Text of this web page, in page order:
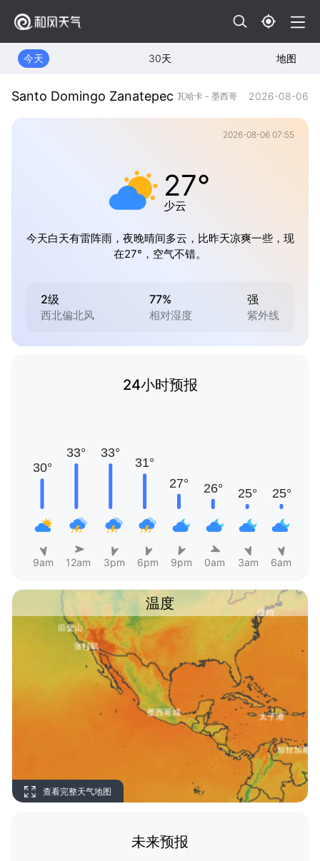
今天 30天 地图
Santo Domingo Zanatepec 瓦哈卡 - 墨西哥 2026-08-06
2026-08-06 07:55
27°
少云
今天白天有雷阵雨，夜晚晴间多云，比昨天凉爽一些，现
在27°，空气不错。
2级
西北偏北风
77%
相对湿度
强
紫外线
24小时预报
9am 12am 3pm 6pm 9pm 0am 3am 6am
温度
查看完整天气地图
未来预报